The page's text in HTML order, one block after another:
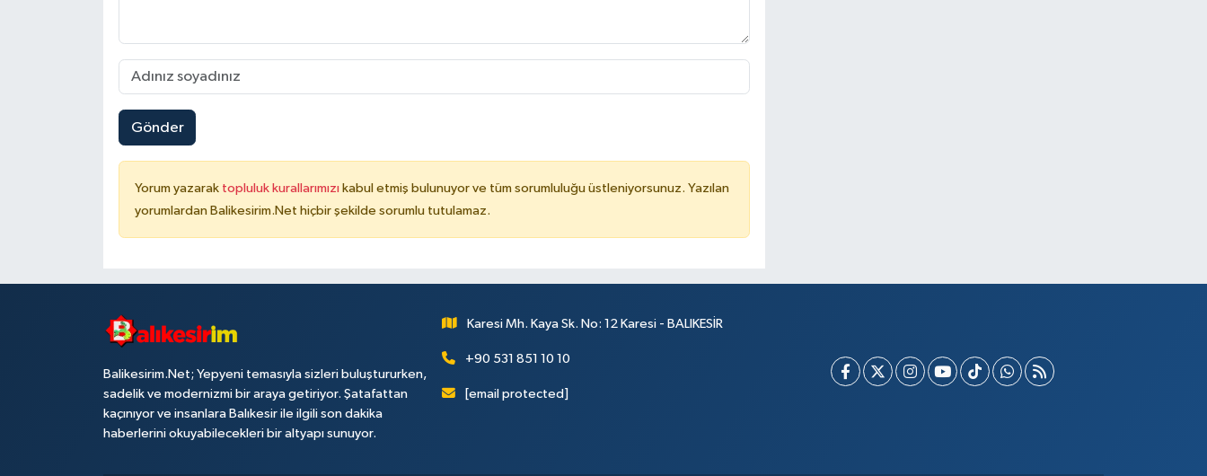
Gönder
Yorum yazarak topluluk kurallarımızı kabul etmiş bulunuyor ve tüm sorumluluğu üstleniyorsunuz. Yazılan
yorumlardan Balikesirim.Net hiçbir şekilde sorumlu tutulamaz.
Balikesirim.Net; Yepyeni temasıyla sizleri buluştururken,
sadelik ve modernizmi bir araya getiriyor. Şatafattan
kaçınıyor ve insanlara Balıkesir ile ilgili son dakika
haberlerini okuyabilecekleri bir altyapı sunuyor.
Karesi Mh. Kaya Sk. No: 12 Karesi - BALIKESİR
+90 531 851 10 10
[email protected]